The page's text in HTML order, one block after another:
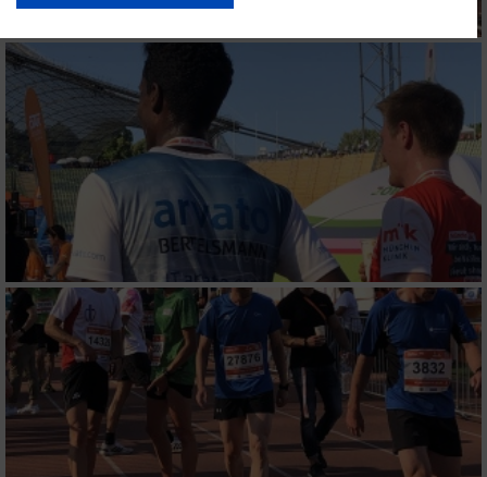
Website/App.
Partnerliste anzeigen (1 IAB-Anbieter)
Wir nutzen Ihre Daten für folgende Zwecke:
IAB-Verarbeitungszwecke:
Speichern von oder Zugriff auf Informationen
auf einem Endgerät
Verwendung reduzierter Daten zur Auswahl
von Werbeanzeigen
Erstellung von Profilen für personalisierte
Werbung
Verwendung von Profilen zur Auswahl
personalisierter Werbung
Erstellung von Profilen zur Personalisierung
von Inhalten